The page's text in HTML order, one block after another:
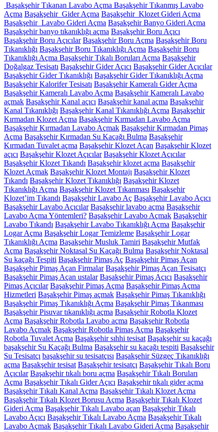
Başakşehir Tıkanan Lavabo Açma Başakşehir Tıkanmış Lavabo
Açma Başakşehir Gider Açma Başakşehir Klozet Gideri Açma
Başakşehir Lavabo Gideri Açma Başakşehir Banyo Gideri Açma
Başakşehir banyo tıkanıklığı açma Başakşehir Boru Açıcı
Başakşehir Boru Açıcılar Başakşehir Boru Açma Başakşehir Boru
Tıkanıklığı Başakşehir Boru Tıkanıklığı Açma Başakşehir Boru
Tıkanıklığı Açma Başakşehir Tıkalı Boruları Açma Başakşehir
Doğalgaz Tesisatı Başakşehir Gider Açıcı Başakşehir Gider Açıcılar
Başakşehir Gider Tıkanıklığı Başakşehir Gider Tıkanıklığı Açma
Başakşehir Kalorifer Tesisatı Başakşehir Kameralı Gider Açma
Başakşehir Kameralı Lavabo Açma Başakşehir Kameralı Lavabo
açmak Başakşehir Kanal açıcı Başakşehir kanal açma Başakşehir
Kanal Tıkanıklığı Başakşehir Kanal Tıkanıklığı Açma Başakşehir
Kırmadan Klozet Açma Başakşehir Kırmadan Lavabo Açma
Başakşehir Kırmadan Lavabo Açmak Başakşehir Kırmadan Pimaş
Açma Başakşehir Kırmadan Su Kaçağı Bulma Başakşehir
Kırmadan Tuvalet açma Başakşehir Klozet Açan Başakşehir Klozet
açıcı Başakşehir Klozet Açıcılar Başakşehir Klozet Açıcılar
Başakşehir Klozet Tıkandı Başakşehir klozet açma Başakşehir
Klozet Açmak Başakşehir Klozet Montajı Başakşehir Klozet
Tıkandı Başakşehir Klozet Tıkanıklığı Başakşehir Klozet
Tıkanıklığı Açma Başakşehir Klozet Tıkanması Başakşehir
Klozet’im Tıkandı Başakşehir Lavabo Aç Başakşehir Lavabo Açıcı
Başakşehir Lavabo Açıcılar Başakşehir lavabo açma Başakşehir
Lavabo Açma Yöntemleri? Başakşehir Lavabo Açmak Başakşehir
Lavabo Tıkandı Başakşehir Lavabo Tıkanıklığı Açma Başakşehir
Logar Açma Başakşehir Logar Temizleme Başakşehir Logar
Tıkanıklığı Açma Başakşehir Musluk Tamiri Başakşehir Mutfak
Açma Başakşehir Noktasal Su Kaçağı Bulma Başakşehir Noktasal
Su kaçağı Tespiti Başakşehir Pimaş Aç Başakşehir Pimaş Açan
Başakşehir Pimaş Açan Firmalar Başakşehir Pimaş Açan Tesisatçı
Başakşehir Pimaş Açan ustalar Başakşehir Pimaş Açıcı Başakşehir
Pimaş Açıcılar Başakşehir Pimaş Açma Başakşehir Pimaş Açma
Hizmetleri Başakşehir Pimaş açmak Başakşehir Pimaş Tıkanıklığı
Başakşehir Pimaş Tıkanıklığı Açma Başakşehir Pimaş Tıkanması
Başakşehir Pisuvar tıkanıklığı açma Başakşehir Robotla Klozet
Açma Başakşehir Robotla Lavabo açma Başakşehir Robotla
Lavabo Açmak Başakşehir Robotla Pimaş Açma Başakşehir
Robotla Tuvalet Açma Başakşehir sıhhi tesisat Başakşehir su kaçağı
başakşehir Su Kaçağı Bulma Başakşehir su kaçağı tespiti Başakşehir
Su Tesisatçı başakşehir su tesisatçısı Başakşehir Süzgeç Tıkanıklığı
açma Başakşehir tesisat Başakşehir tesisatçı Başakşehir Tıkalı Boru
Açıcılar Başakşehir tıkalı boru açma Başakşehir Tıkalı Boruları
Açma Başakşehir Tıkalı Gider Açıcı Başakşehir tıkalı gider açma
Başakşehir Tıkalı Kanal Açma Başakşehir Tıkalı Klozet Açma
Başakşehir Tıkalı Klozet Borusu Açma Başakşehir Tıkalı Klozet
Gideri Açma Başakşehir Tıkalı Lavabo açan Başakşehir Tıkalı
Lavabo Açıcı Başakşehir Tıkalı Lavabo Açma Başakşehir Tıkalı
Lavabo Açmak Başakşehir Tıkalı Lavabo Gideri Açma Başakşehir